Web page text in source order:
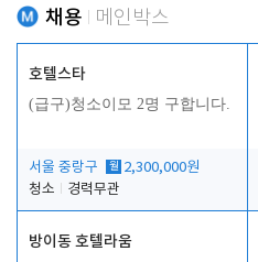
채용 메인박스
호텔스타
(급구)청소이모 2명 구합니다.
서울 중랑구 월 2,300,000원
청소
경력무관
방이동 호텔라움